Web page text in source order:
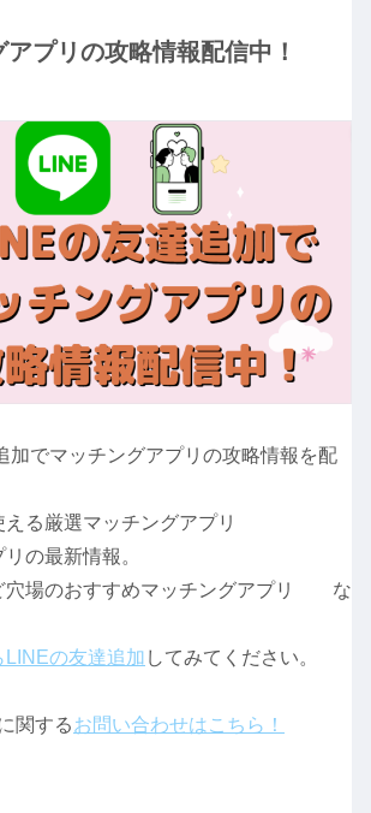
プリの攻略情報配信中！
加でマッチングアプリの攻略情報を配
える厳選マッチングアプリ
の最新情報。
穴場のおすすめマッチングアプリ な
LINEの友達追加 してみてください。
関するお問い合わせはこちら！